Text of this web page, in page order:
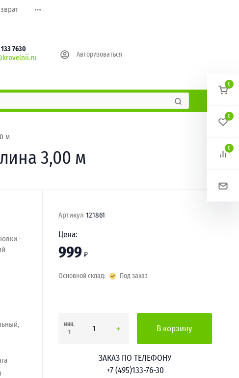
7630
Авторизоваться
м
3,00 м
·
Артикул 121861
Цена:
999 ₽
Основной склад: Под заказ
мин.
1
В корзину
ЗАКАЗ ПО ТЕЛЕФОНУ
+7 (495)133-76-30
0
0
0